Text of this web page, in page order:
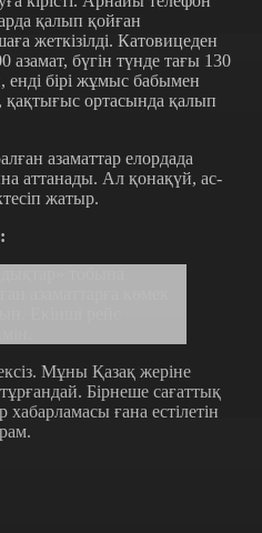
қалып қойған
жеткізілді. Катовицеден
азамат, бүгін түнде тағы 130
енді бірі жұмыс бабымен
қақтығыс ортасында қалып
азаматтар елордада
аттанады. Ал қонақүй, ас-
жатыр.
Мұны Қазақ жеріне
Бірнеше сағаттық
ғана естілетін